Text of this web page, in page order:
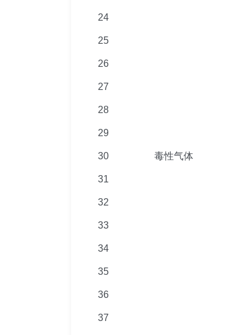
毒性气体
24
25
26
27
28
29
30
31
32
33
34
35
36
37